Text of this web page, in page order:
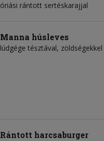
óriási rántott sertéskarajjal
Manna húsleves
lúdgége tésztával, zöldségekkel
Rántott harcsaburger